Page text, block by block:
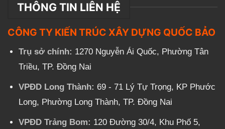
THÔNG TIN LIÊN HỆ
CÔNG TY KIẾN TRÚC XÂY DỰNG QUỐC BẢO
Trụ sở chính: 1270 Nguyễn Ái Quốc, Phường Tân
Triều, TP. Đồng Nai
VPĐD Long Thành: 69 - 71 Lý Tự Trọng, KP Phước
Long, Phường Long Thành, TP. Đồng Nai
VPĐD Trảng Bom: 120 Đường 30/4, Khu Phố 5,